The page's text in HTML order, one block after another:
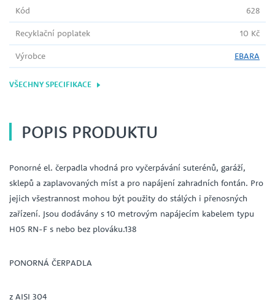
Kód 628
Recyklační poplatek 10 Kč
Výrobce EBARA
VŠECHNY SPECIFIKACE
POPIS PRODUKTU
Ponorné el. čerpadla vhodná pro vyčerpávání suterénů, garáží,
sklepů a zaplavovaných míst a pro napájení zahradních fontán. Pro
jejich všestrannost mohou být použity do stálých i přenosných
zařízení. Jsou dodávány s 10 metrovým napájecím kabelem typu
H05 RN-F s nebo bez plováku.138
PONORNÁ ČERPADLA
z AISI 304